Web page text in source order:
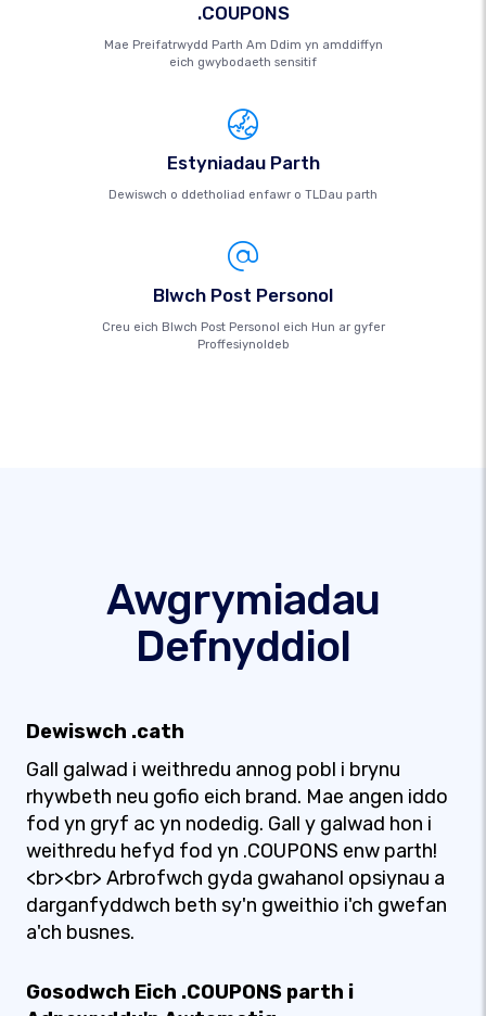
.COUPONS
Mae Preifatrwydd Parth Am Ddim yn amddiffyn
eich gwybodaeth sensitif
Estyniadau Parth
Dewiswch o ddetholiad enfawr o TLDau parth
Blwch Post Personol
Creu eich Blwch Post Personol eich Hun ar gyfer
Proffesiynoldeb
Awgrymiadau
Defnyddiol
Dewiswch .cath
Gall galwad i weithredu annog pobl i brynu
rhywbeth neu gofio eich brand. Mae angen iddo
fod yn gryf ac yn nodedig. Gall y galwad hon i
weithredu hefyd fod yn .COUPONS enw parth!
<br><br> Arbrofwch gyda gwahanol opsiynau a
darganfyddwch beth sy'n gweithio i'ch gwefan
a'ch busnes.
Gosodwch Eich .COUPONS parth i